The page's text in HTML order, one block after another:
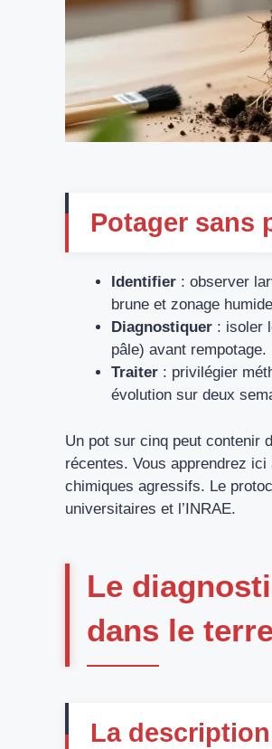
Potager sans
Identifier : observer
brune et zonage
Diagnostiquer : isoler
pâle) avant rempotage.
Traiter : privilégier
évolution sur deux
Un pot sur cinq peut contenir
récentes. Vous apprendrez
chimiques agressifs. Le
universitaires et l’INRAE.
Le
dans le
La